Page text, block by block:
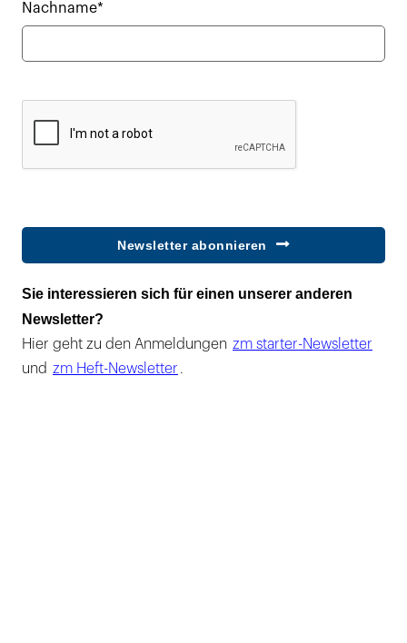
Nachname*
Newsletter abonnieren
Sie interessieren sich für einen unserer anderen
Newsletter?
Hier geht zu den Anmeldungen zm starter-Newsletter
und zm Heft-Newsletter .